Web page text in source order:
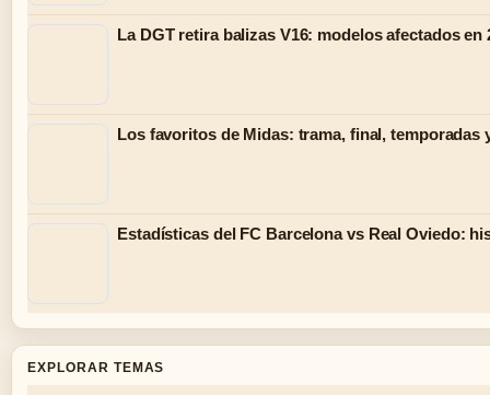
La DGT retira balizas V16: modelos afectados en
Los favoritos de Midas: trama, final, temporadas
Estadísticas del FC Barcelona vs Real Oviedo:
EXPLORAR TEMAS